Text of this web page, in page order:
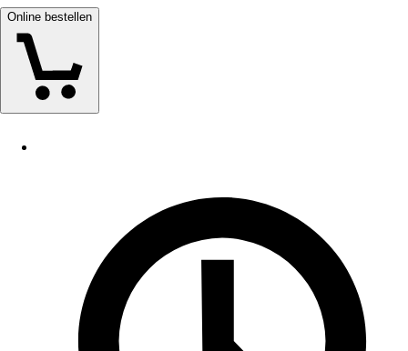
Online bestellen